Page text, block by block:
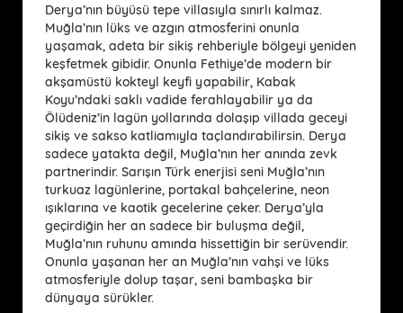
Derya’nın büyüsü tepe villasıyla sınırlı kalmaz.
Muğla’nın lüks ve azgın atmosferini onunla
yaşamak, adeta bir sikiş rehberiyle bölgeyi yeniden
keşfetmek gibidir. Onunla Fethiye’de modern bir
akşamüstü kokteyl keyfi yapabilir, Kabak
Koyu’ndaki saklı vadide ferahlayabilir ya da
Ölüdeniz’in lagün yollarında dolaşıp villada geceyi
sikiş ve sakso katliamıyla taçlandırabilirsin. Derya
sadece yatakta değil, Muğla’nın her anında zevk
partnerindir. Sarışın Türk enerjisi seni Muğla’nın
turkuaz lagünlerine, portakal bahçelerine, neon
ışıklarına ve kaotik gecelerine çeker. Derya’yla
geçirdiğin her an sadece bir buluşma değil,
Muğla’nın ruhunu amında hissettiğin bir serüvendir.
Onunla yaşanan her an Muğla’nın vahşi ve lüks
atmosferiyle dolup taşar, seni bambaşka bir
dünyaya sürükler.